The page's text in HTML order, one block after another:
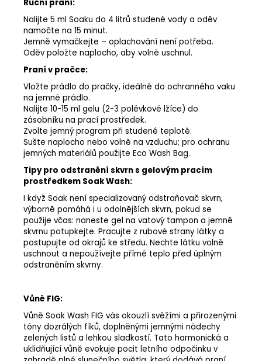
Ruční praní:
Nalijte 5 ml Soaku do 4 litrů studené vody a oděv
namočte na 15 minut.
Jemně vymačkejte – oplachování není potřeba.
Oděv položte naplocho, aby volně uschnul.
Praní v pračce:
Vložte prádlo do pračky, ideálně do ochranného vaku
na jemné prádlo.
Nalijte 10-15 ml gelu (2-3 polévkové lžíce) do
zásobníku na prací prostředek.
Zvolte jemný program při studené teplotě.
Sušte naplocho nebo volně na vzduchu; pro ochranu
jemných materiálů použijte Eco Wash Bag.
Tipy pro odstranění skvrn s gelovým pracím
prostředkem Soak Wash:
I když Soak není specializovaný odstraňovač skvrn,
výborně pomáhá i u odolnějších skvrn, pokud se
použije včas: naneste gel na vatový tampon a jemně
skvrnu potupkejte. Pracujte z rubové strany látky a
postupujte od okrajů ke středu. Nechte látku volně
uschnout a nepoužívejte přímé teplo před úplným
odstraněním skvrny.
Vůně FIG:
Vůně Soak Wash FIG vás okouzlí svěžími a přirozenými
tóny dozrálých fíků, doplněnými jemnými nádechy
zelených listů a lehkou sladkostí. Tato harmonická a
uklidňující vůně evokuje pocit letního odpočinku v